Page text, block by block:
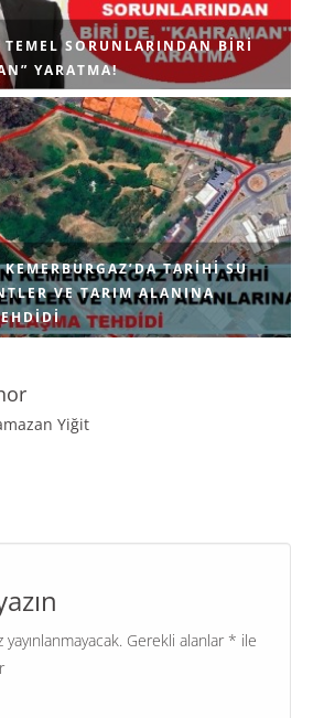
TEMEL SORUNLARINDAN BIRI
YARATMA!
TARIHI SU
VE TARIM ALANINA
Yiğit
Gerekli alanlar * ile